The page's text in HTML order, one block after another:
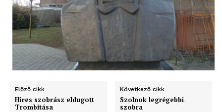
Előző cikk
Híres szobrász eldugott
Trombitása
Következő cikk
Szolnok legrégebbi
szobra